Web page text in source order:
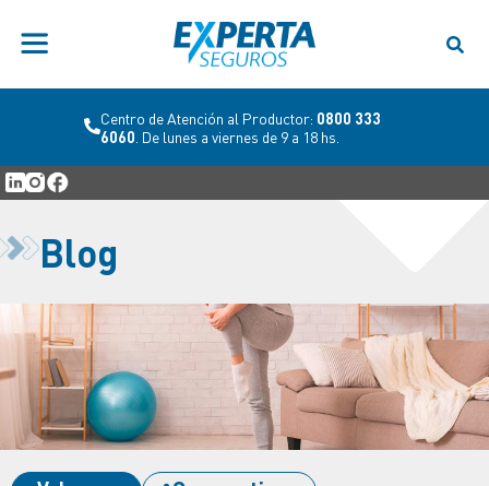
Centro de Atención al Productor: 0800 333
6060 . De lunes a viernes de 9 a 18 hs.
Blog